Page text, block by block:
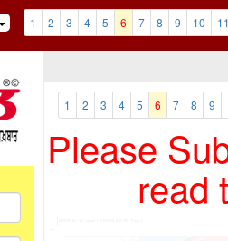
1 2 3 4 5 6 7 8 9 10
1 2 3 4 5 6 7 8 9
Please
read